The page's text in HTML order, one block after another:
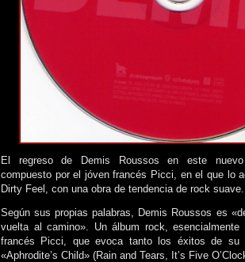
El regreso de Demis Roussos en este nuevo
compuesto por el jóven francés Picci, en el que lo
Dirty Feel, con una obra de tendencia de rock suave.
Según sus propias palabras, Demis Roussos es
vuelta al camino». Un álbum rock,
francés Picci, que evoca tanto los éxitos de su
«Aphrodite’s Child» (Rain and Tears, It’s Five